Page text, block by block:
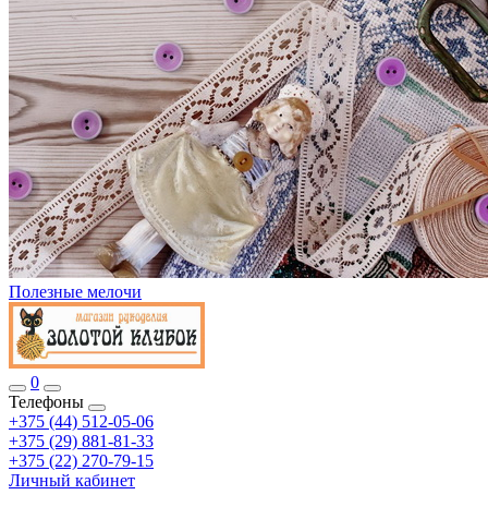
Полезные мелочи
0
Телефоны
+375 (44) 512-05-06
+375 (29) 881-81-33
+375 (22) 270-79-15
Личный кабинет